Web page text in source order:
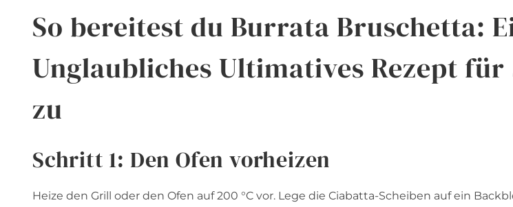
So bereitest du Burrata Bruschetta:
Unglaubliches Ultimatives Rezept für
zu
Schritt 1: Den Ofen vorheizen
Heize den Grill oder den Ofen auf 200 °C vor. Lege die Ciabatta-Scheiben auf ein